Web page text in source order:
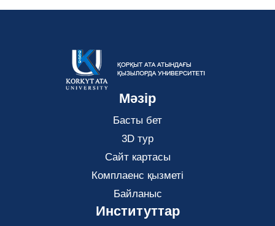
Мәзір
Басты бет
3D тур
Сайт картасы
Комплаенс қызметі
Байланыс
Институттар